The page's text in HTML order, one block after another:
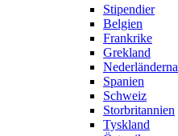
Stipendier
Belgien
Frankrike
Grekland
Nederländerna
Spanien
Schweiz
Storbritannien
Tyskland